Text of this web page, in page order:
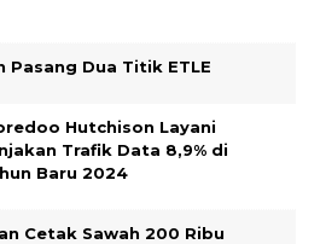
Pasang Dua Titik ETLE
Hutchison Layani
Trafik Data 8,9% di
Baru 2024
Cetak Sawah 200 Ribu